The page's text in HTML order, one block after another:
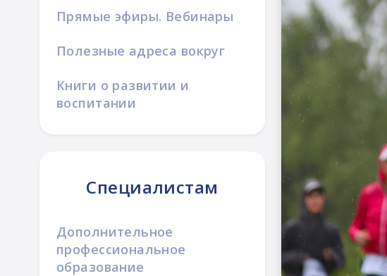
Прямые эфиры. Вебинары
Полезные адреса вокруг
Книги о развитии и
воспитании
Специалистам
Дополнительное
профессиональное
образование